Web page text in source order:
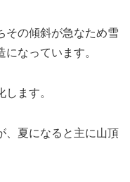
その傾斜が急なため雪
なっています。
ます。
、夏になると主に山頂